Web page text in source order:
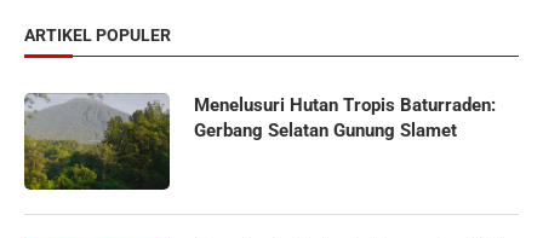
ARTIKEL POPULER
Menelusuri Hutan Tropis Baturraden:
Gerbang Selatan Gunung Slamet